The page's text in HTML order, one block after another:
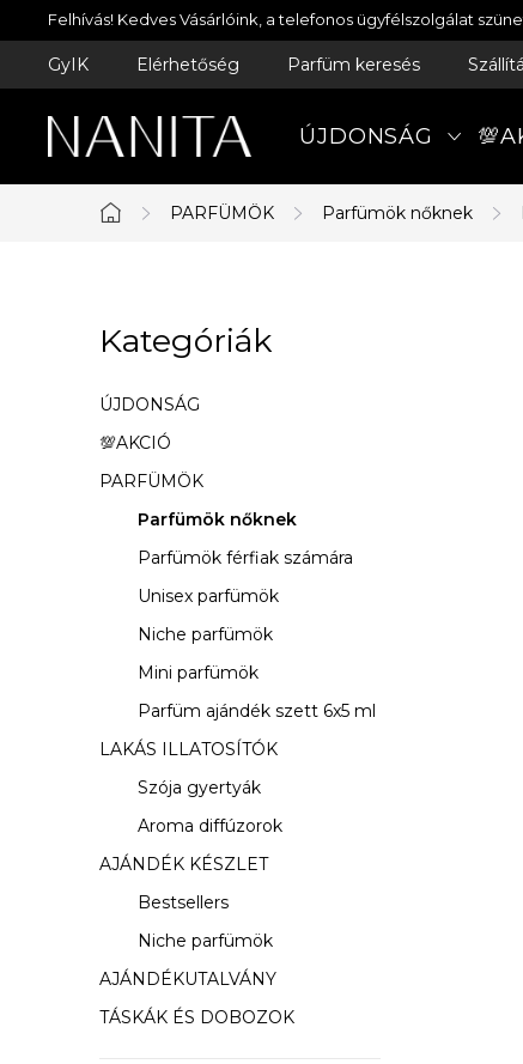
Ugrás
a
Felhívás! Kedves Vásárlóink, a telefonos ügyfélszolgálat
GyIK Elérhetőség Parfüm keresés
ÚJDONSÁG
Kezdőlap
PARFÜMÖK Parfümök nőknek
l
d
a
l
n
Kategóriák
átugrása
Kategóriák
ÚJDONSÁG
💯AKCIÓ
PARFÜMÖK
Parfümök nőknek
Parfümök férfiak számára
Unisex parfümök
Niche parfümök
Mini parfümök
Parfüm ajándék szett 6x5 ml
LAKÁS ILLATOSÍTÓK
Szója gyertyák
Aroma diffúzorok
AJÁNDÉK KÉSZLET
Bestsellers
Niche parfümök
AJÁNDÉKUTALVÁNY
TÁSKÁK ÉS DOBOZOK